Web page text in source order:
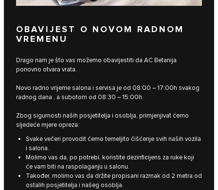
OBAVIJEST O NOVOM RADNOM
VREMENU
Drago nam je što vas možemo obavijestiti da AC Betanija
ponovno otvara vrata.
Novo radno vrijeme salona i servisa je od 08:00 – 17:00h svakog
radnog dana , a subotom od 08:30 – 15:00h.
Zbog sigurnosti naših posjetitelja i osoblja, primjenjivat ćemo
sljedeće mjere opreza:
Svake večeri provodit ćemo temeljito čišćenje svih naših vozila
i salona.
Molimo vas da, po potrebi, koristite dezinficijens za ruke koji
će vam biti na raspolaganju u salonu.
Također, molimo vas da držite propisani razmak od 2 metra od
ostalih posjetitelja i našeg osoblja.